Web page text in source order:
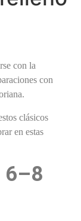
con la
con
clásicos
en estas
6–8